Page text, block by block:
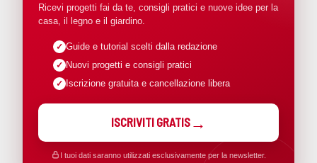
Ricevi progetti fai da te, consigli pratici e nuove idee per la
casa, il legno e il giardino.
Guide e tutorial scelti dalla redazione
Nuovi progetti e consigli pratici
Iscrizione gratuita e cancellazione libera
ISCRIVITI GRATIS
I tuoi dati saranno utilizzati esclusivamente per la newsletter.